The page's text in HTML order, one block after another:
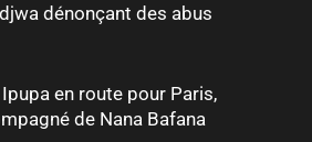
dénonçant des abus
Ipupa en route pour Paris,
de Nana Bafana